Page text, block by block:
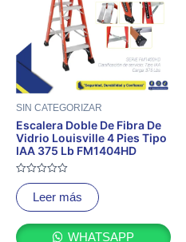
SIN CATEGORIZAR
Escalera Doble De Fibra De
Vidrio Louisville 4 Pies Tipo
IAA 375 Lb FM1404HD
Valorado
con
0
de
Leer más
WHATSAPP